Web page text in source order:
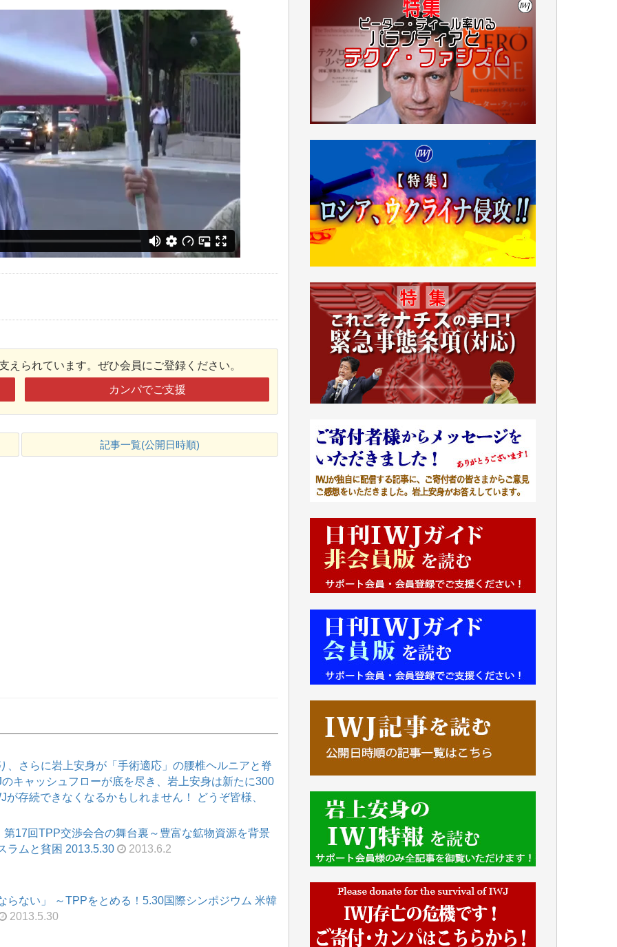
えられています。ぜひ会員にご登録ください。
カンパでご支援
記事一覧(公開日時順)
、さらに岩上安身が「手術適応」の腰椎ヘルニアと脊
キャッシュフローが底を尽き、岩上安身は新たに300
存続できなくなるかもしれません！ どうぞ皆様、
第17回TPP交渉会合の舞台裏～豊富な鉱物資源を背景
ラムと貧困 2013.5.30
2013.6.2
らない」 ～TPPをとめる！5.30国際シンポジウム 米韓
2013.5.30
■■■■■■
IWJには、ご寄付・カンパをいただいた方々